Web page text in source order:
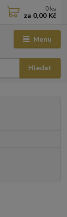
Menu
Hledat
0 ks
za 0,00 Kč